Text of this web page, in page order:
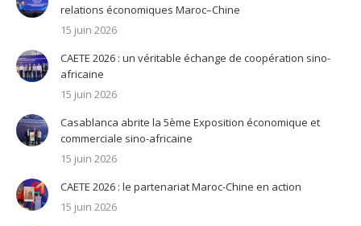
relations économiques Maroc–Chine
15 juin 2026
CAETE 2026 : un véritable échange de coopération sino-
africaine
15 juin 2026
Casablanca abrite la 5ème Exposition économique et
commerciale sino-africaine
15 juin 2026
CAETE 2026 : le partenariat Maroc-Chine en action
15 juin 2026